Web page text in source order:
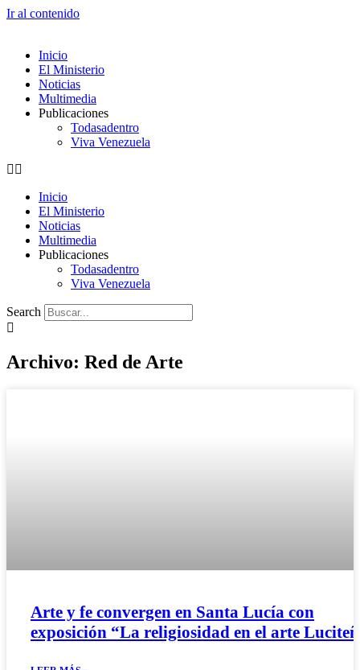
Ir al contenido
Inicio
El Ministerio
Noticias
Multimedia
Publicaciones
Todasadentro
Viva Venezuela
Inicio
El Ministerio
Noticias
Multimedia
Publicaciones
Todasadentro
Viva Venezuela
Search
Archivo: Red de Arte
Arte y fe convergen en Santa Lucía con
exposición “La religiosidad en el arte